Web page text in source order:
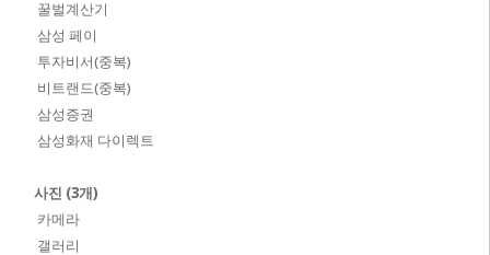
꿀벌계산기
삼성 페이
투자비서(중복)
비트랜드(중복)
삼성증권
삼성화재 다이렉트
사진 (3개)
카메라
갤러리